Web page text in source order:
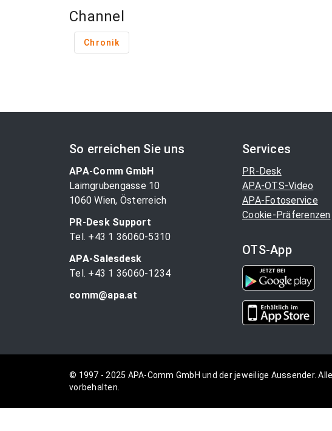
Channel
Chronik
So erreichen Sie uns
APA-Comm GmbH
Laimgrubengasse 10
1060 Wien, Österreich
PR-Desk Support
Tel. +43 1 36060-5310
APA-Salesdesk
Tel. +43 1 36060-1234
comm@apa.at
Services
PR-Desk
APA-OTS-Video
APA-Fotoservice
Cookie-Präferenzen
OTS-App
© 1997 - 2025 APA-Comm GmbH und der jeweilige Aussender.
vorbehalten.